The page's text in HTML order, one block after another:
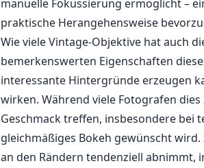
manuelle Fokussierung ermöglicht –
praktische Herangehensweise
Wie viele Vintage-Objektive hat auch
bemerkenswerten Eigenschaften
interessante Hintergründe erzeugen
wirken. Während viele Fotografen
Geschmack treffen, insbesondere bei
gleichmäßiges Bokeh gewünscht
an den Rändern tendenziell abnimmt,